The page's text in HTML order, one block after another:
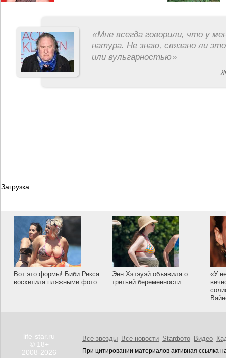
«Мне всегда говорили, что у
натура. Не знаю, связано ли
или вульгарностью»
–
Загрузка...
Вот это формы! Биби Рекса
восхитила пляжными фото
Энн Хэтэуэй объявила о
третьей беременности
«У
life-star.ru
© 18+
2008-2026
Все звезды Все новости Starфото Видео
При цитировании материалов активная ссылка